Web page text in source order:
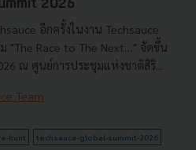
2026
อีกครั้งในงาน Techsauce
"The Race to The Next…" จัดขึ้น
ณ ศูนย์การประชุมแห่งชาติสิริ...
Team
hunt techsauce-global-summit-2026